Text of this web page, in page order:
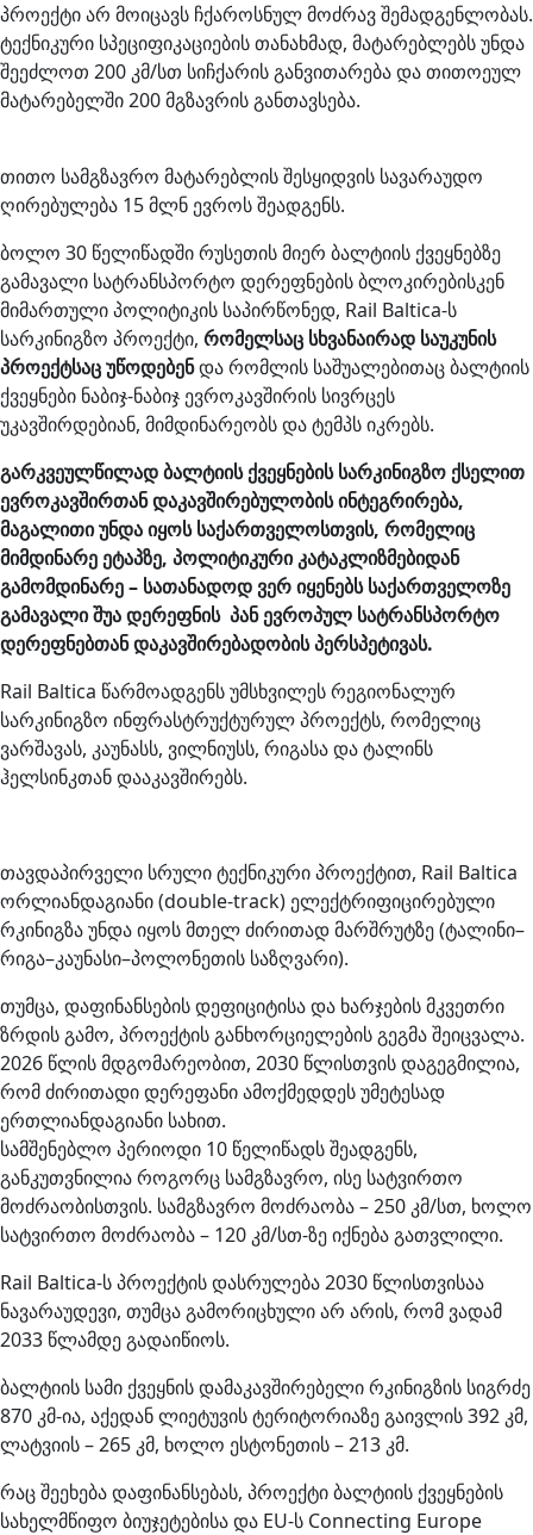
პროექტი არ მოიცავს ჩქაროსნულ მოძრავ შემადგენლობას.
ტექნიკური სპეციფიკაციების თანახმად, მატარებლებს უნდა
შეეძლოთ 200 კმ/სთ სიჩქარის განვითარება და თითოეულ
მატარებელში 200 მგზავრის განთავსება.
თითო სამგზავრო მატარებლის შესყიდვის სავარაუდო
ღირებულება 15 მლნ ევროს შეადგენს.
ბოლო 30 წელიწადში რუსეთის მიერ ბალტიის ქვეყნებზე
გამავალი სატრანსპორტო დერეფნების ბლოკირებისკენ
მიმართული პოლიტიკის საპირწონედ, Rail Baltica-ს
სარკინიგზო პროექტი, რომელსაც სხვანაირად საუკუნის
პროექტსაც უწოდებენდა რომლის საშუალებითაც ბალტიის
ქვეყნები ნაბიჯ-ნაბიჯ ევროკავშირის სივრცეს
უკავშირდებიან, მიმდინარეობს და ტემპს იკრებს.
გარკვეულწილად ბალტიის ქვეყნების სარკინიგზო ქსელით
ევროკავშირთან დაკავშირებულობის ინტეგრირება,
მაგალითი უნდა იყოს საქართველოსთვის, რომელიც
მიმდინარე ეტაპზე, პოლიტიკური კატაკლიზმებიდან
გამომდინარე – სათანადოდ ვერ იყენებს საქართველოზე
გამავალი შუა დერეფნის პან ევროპულ სატრანსპორტო
დერეფნებთან დაკავშირებადობის პერსპეტივას.
Rail Baltica წარმოადგენს უმსხვილეს რეგიონალურ
სარკინიგზო ინფრასტრუქტურულ პროექტს, რომელიც
ვარშავას, კაუნასს, ვილნიუსს, რიგასა და ტალინს
ჰელსინკთან დააკავშირებს.
თავდაპირველი სრული ტექნიკური პროექტით, Rail Baltica
ორლიანდაგიანი (double-track) ელექტრიფიცირებული
რკინიგზა უნდა იყოს მთელ ძირითად მარშრუტზე (ტალინი–
რიგა–კაუნასი–პოლონეთის საზღვარი).
თუმცა, დაფინანსების დეფიციტისა და ხარჯების მკვეთრი
ზრდის გამო, პროექტის განხორციელების გეგმა შეიცვალა.
2026 წლის მდგომარეობით, 2030 წლისთვის დაგეგმილია,
რომ ძირითადი დერეფანი ამოქმედდეს უმეტესად
ერთლიანდაგიანი სახით.
სამშენებლო პერიოდი 10 წელიწადს შეადგენს,
განკუთვნილია როგორც სამგზავრო, ისე სატვირთო
მოძრაობისთვის. სამგზავრო მოძრაობა – 250 კმ/სთ, ხოლო
სატვირთო მოძრაობა – 120 კმ/სთ-ზე იქნება გათვლილი.
Rail Baltica-ს პროექტის დასრულება 2030 წლისთვისაა
ნავარაუდევი, თუმცა გამორიცხული არ არის, რომ ვადამ
2033 წლამდე გადაიწიოს.
ბალტიის სამი ქვეყნის დამაკავშირებელი რკინიგზის სიგრძე
870 კმ-ია, აქედან ლიეტუვის ტერიტორიაზე გაივლის 392 კმ,
ლატვიის – 265 კმ, ხოლო ესტონეთის – 213 კმ.
რაც შეეხება დაფინანსებას, პროექტი ბალტიის ქვეყნების
სახელმწიფო ბიუჯეტებისა და EU-ს Connecting Europe